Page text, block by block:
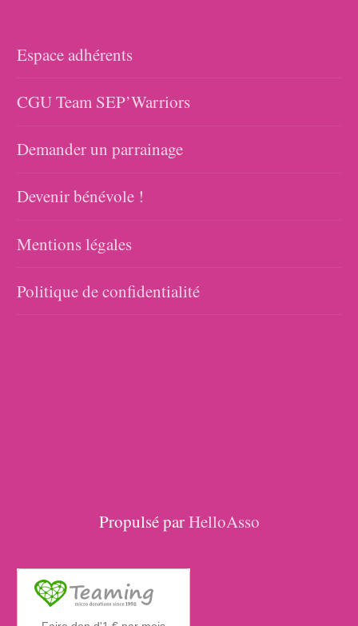
Espace adhérents
CGU Team SEP’Warriors
Demander un parrainage
Devenir bénévole !
Mentions légales
Politique de confidentialité
Propulsé parHelloAsso